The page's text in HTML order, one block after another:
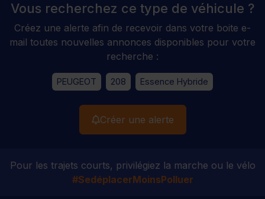
Vous recherchez ce type de véhicule ?
Créez une alerte afin de recevoir dans votre boite e-
mail toutes nouvelles annonces disponibles pour votre
recherche :
PEUGEOT 208 Essence Hybride
Créer une alerte
Pour les trajets courts, privilégiez la marche ou le vélo
#SedéplacerMoinsPolluer